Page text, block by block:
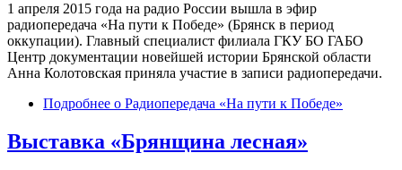
1 апреля 2015 года на радио России вышла в эфир
радиопередача «На пути к Победе» (Брянск в период
оккупации). Главный специалист филиала ГКУ БО ГАБО
Центр документации новейшей истории Брянской области
Анна Колотовская приняла участие в записи радиопередачи.
Подробнее о Радиопередача «На пути к Победе»
Выставка «Брянщина лесная»